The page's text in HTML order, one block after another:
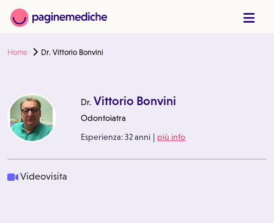
Home Dr. Vittorio Bonvini
Dr. Vittorio Bonvini
Odontoiatra
Esperienza:32 anni | più info
Videovisita